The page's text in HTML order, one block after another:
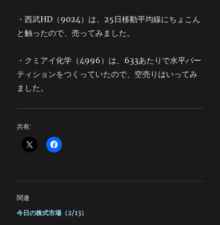
・西武HD（9024）は、25日移動平均線にちょこん
と触ったので、売ってみました。
・クミアイ化学（4996）は、633あたりで水平パー
ティションをつくっていたので、空売りはいってみ
ました。
共有:
関連
今日の株式市場（2/13）